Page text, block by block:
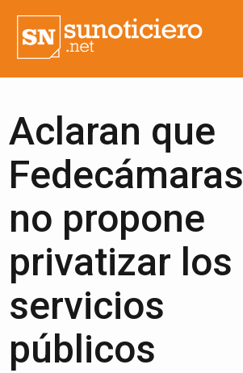
Aclaran que
Fedecámaras
no propone
privatizar los
servicios
públicos